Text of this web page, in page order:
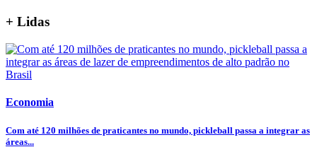
+ Lidas
Economia
Com até 120 milhões de praticantes no mundo, pickleball passa a integrar as
áreas...